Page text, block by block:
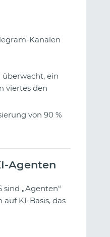
Kanälen
ein
viertes den
von 90 %
Agenten
„Agenten“
KI-Basis, das